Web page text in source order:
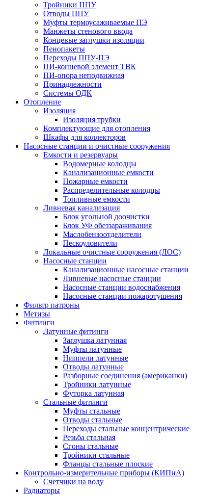
Тройники ППУ
Отводы ППУ
Муфты термоусаживаемые ПЭ
Манжеты стенового ввода
Концевые заглушки изоляции
Пенопакеты
Переходы ППУ-ПЭ
ПИ-концевой элемент ТВК
ПИ-опора неподвижная
Принадлежности
Системы ОДК
Отопление
Изоляция
Изоляция трубки
Комплектующие для отопления
Шкафы для коллекторов
Насосные станции и очистные сооружения
Емкости и резервуары
Водомерные колодцы
Канализационные емкости
Пожарные емкости
Распределительные колодцы
Топливные емкости
Ливневая канализация
Блок угольной доочистки
Блок УФ обеззараживания
Маслобензоотделители
Пескоуловители
Локальные очистные сооружения (ЛОС)
Насосные станции
Канализационные насосные станции
Ливневые насосные станции
Насосные станции водоснабжения
Насосные станции пожаротушения
Фильтр патроны
Метизы
Фитинги
Латунные фитинги
Заглушка латунная
Муфты латунные
Ниппели латунные
Отводы латунные
Разборные соединения (американки)
Тройники латунные
Футорка латунная
Стальные фитинги
Муфты стальные
Отводы стальные
Переходы стальные концентрические
Резьба стальная
Сгоны стальные
Тройники стальные
Фланцы стальные плоские
Контрольно-измерительные приборы (КИПиА)
Счетчики на воду
Радиаторы